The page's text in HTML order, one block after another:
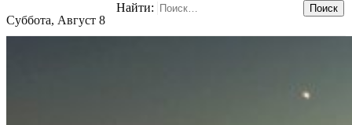
Суббота, Август 8
Найти: